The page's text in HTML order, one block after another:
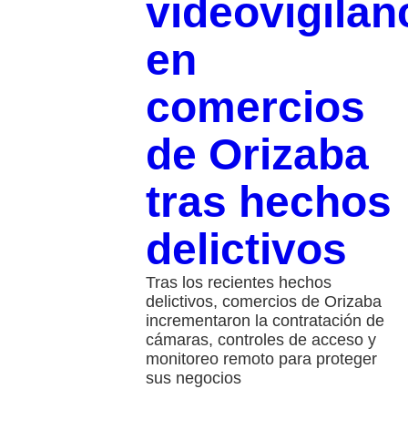
en
comercios
de Orizaba
tras hechos
delictivos
Tras los recientes hechos
delictivos, comercios de Orizaba
incrementaron la contratación de
cámaras, controles de acceso y
monitoreo remoto para proteger
sus negocios